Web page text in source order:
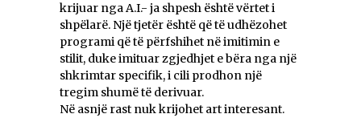
krijuar nga A.I.- ja shpesh është vërtet i
shpëlarë. Një tjetër është që të udhëzohet
programi që të përfshihet në imitimin e
stilit, duke imituar zgjedhjet e bëra nga një
shkrimtar specifik, i cili prodhon një
tregim shumë të derivuar.
Në asnjë rast nuk krijohet art interesant.